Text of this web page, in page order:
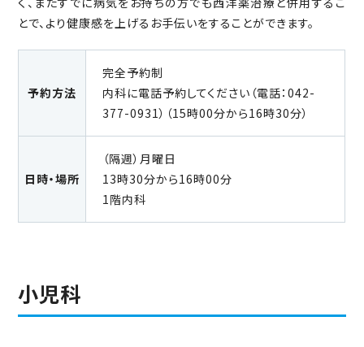
とで、より健康感を上げるお手伝いをすることができます。
予約方法
完全予約制
内科に電話予約してください（電話：042-
377-0931）（15時00分から16時30分）
日時・場所
（隔週）月曜日
13時30分から16時00分
1階内科
小児科
お問い合わせ
042-377-0931
（※再診予約をされた方が予約を変更される場合は、平日15時
～16時30分にお掛けください）
HOME
当院について